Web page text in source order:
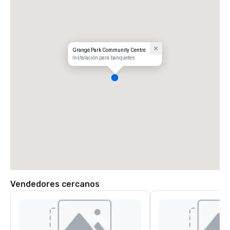
Grange Park Community Centre
Instalación para banquetes
Vendedores cercanos